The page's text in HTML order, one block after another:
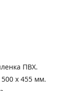
ПВХ.
х 455 мм.